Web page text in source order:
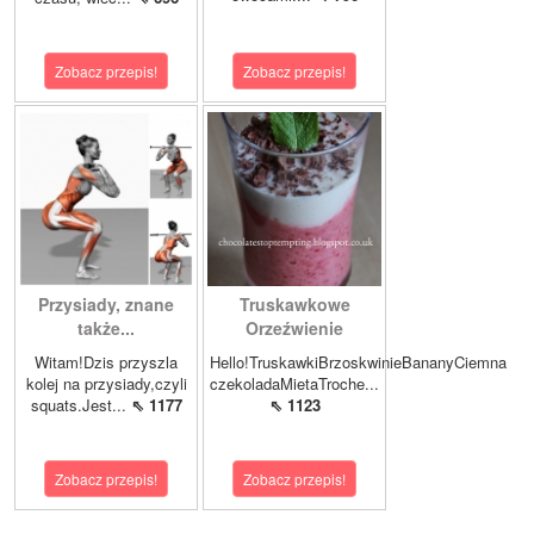
Zobacz przepis! Zobacz przepis!
Przysiady, znane
także...
Witam!Dzis przyszla
kolej na przysiady,czyli
squats.Jest... ⇖ 1177
Zobacz przepis!
Truskawkowe
Orzeźwienie
Hello!TruskawkiBrzoskwinieBananyCiemna
czekoladaMietaTroche...
⇖ 1123
Zobacz przepis!